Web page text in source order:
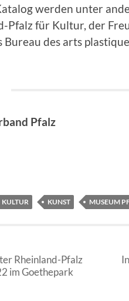
werden unter
Pfalz für Kultur, der
Bureau des arts
Pfalz
KULTUR KUNST MUSEUM
Rheinland-Pfalz
im Goethepark